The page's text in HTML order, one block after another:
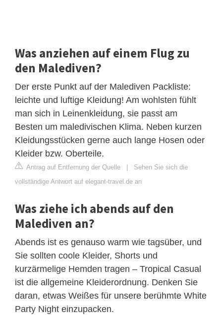
Was anziehen auf einem Flug zu
den Malediven?
Der erste Punkt auf der Malediven Packliste:
leichte und luftige Kleidung! Am wohlsten fühlt
man sich in Leinenkleidung, sie passt am
Besten um maledivischen Klima. Neben kurzen
Kleidungsstücken gerne auch lange Hosen oder
Kleider bzw. Oberteile.
Antrag auf Entfernung der Quelle
Sehen Sie sich die
vollständige Antwort auf elegant-travel.de an
Was ziehe ich abends auf den
Malediven an?
Abends ist es genauso warm wie tagsüber, und
Sie sollten coole Kleider, Shorts und
kurzärmelige Hemden tragen – Tropical Casual
ist die allgemeine Kleiderordnung. Denken Sie
daran, etwas Weißes für unsere berühmte White
Party Night einzupacken.